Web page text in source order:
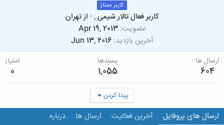
کاربر ممتاز
کاربر فعال تالار شیمی , · ازتهران
عضویت Apr 19, 2013
آخرین بازدید Jun 13, 2016
ارسال ها
604
پسندها
1,055
امتیاز
0
پیدا کردن
ارسال های پروفایل آخرین فعالیت ارسال ها درباره